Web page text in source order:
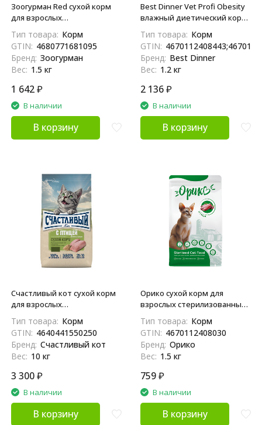
Зоогурман Red сухой корм
для взрослых
телятиной и домашней
птицей - 1,5 кг
Тип товара: Корм
GTIN: 4680771681095
Бренд: Зоогурман
Вес: 1.5 кг
1 642₽
В наличии
В корзину
Best Dinner Vet Profi Obesity
влажный диетический корм
избыточной массы тела у
взрослых кошек, с птицей, в
консервах - 100 г х 12 шт
Тип товара: Корм
GTIN:
Бренд: Best Dinner
Вес: 1.2 кг
2 136₽
В наличии
В корзину
Счастливый кот сухой корм
для взрослых
птицей - 10 кг
Тип товара: Корм
GTIN: 4640441550250
Бренд: Счастливый кот
Вес: 10 кг
3 300₽
В наличии
В корзину
Орико сухой корм для
взрослых стерилизованных
Тип товара: Корм
GTIN: 4670112408030
Бренд: Орико
Вес: 1.5 кг
759₽
В наличии
В корзину